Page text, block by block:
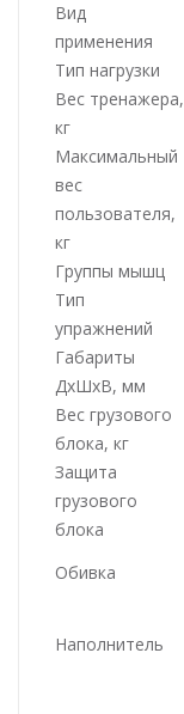
Вид
применения
Тип нагрузки
Вес тренажера,
кг
Максимальный
вес
пользователя,
кг
Группы мышц
Тип
упражнений
Габариты
ДхШхВ, мм
Вес грузового
блока, кг
Защита
грузового
блока
Обивка
Наполнитель